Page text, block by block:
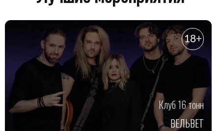
18+
Клуб 16 тонн
ВЕЛЬВЕТ